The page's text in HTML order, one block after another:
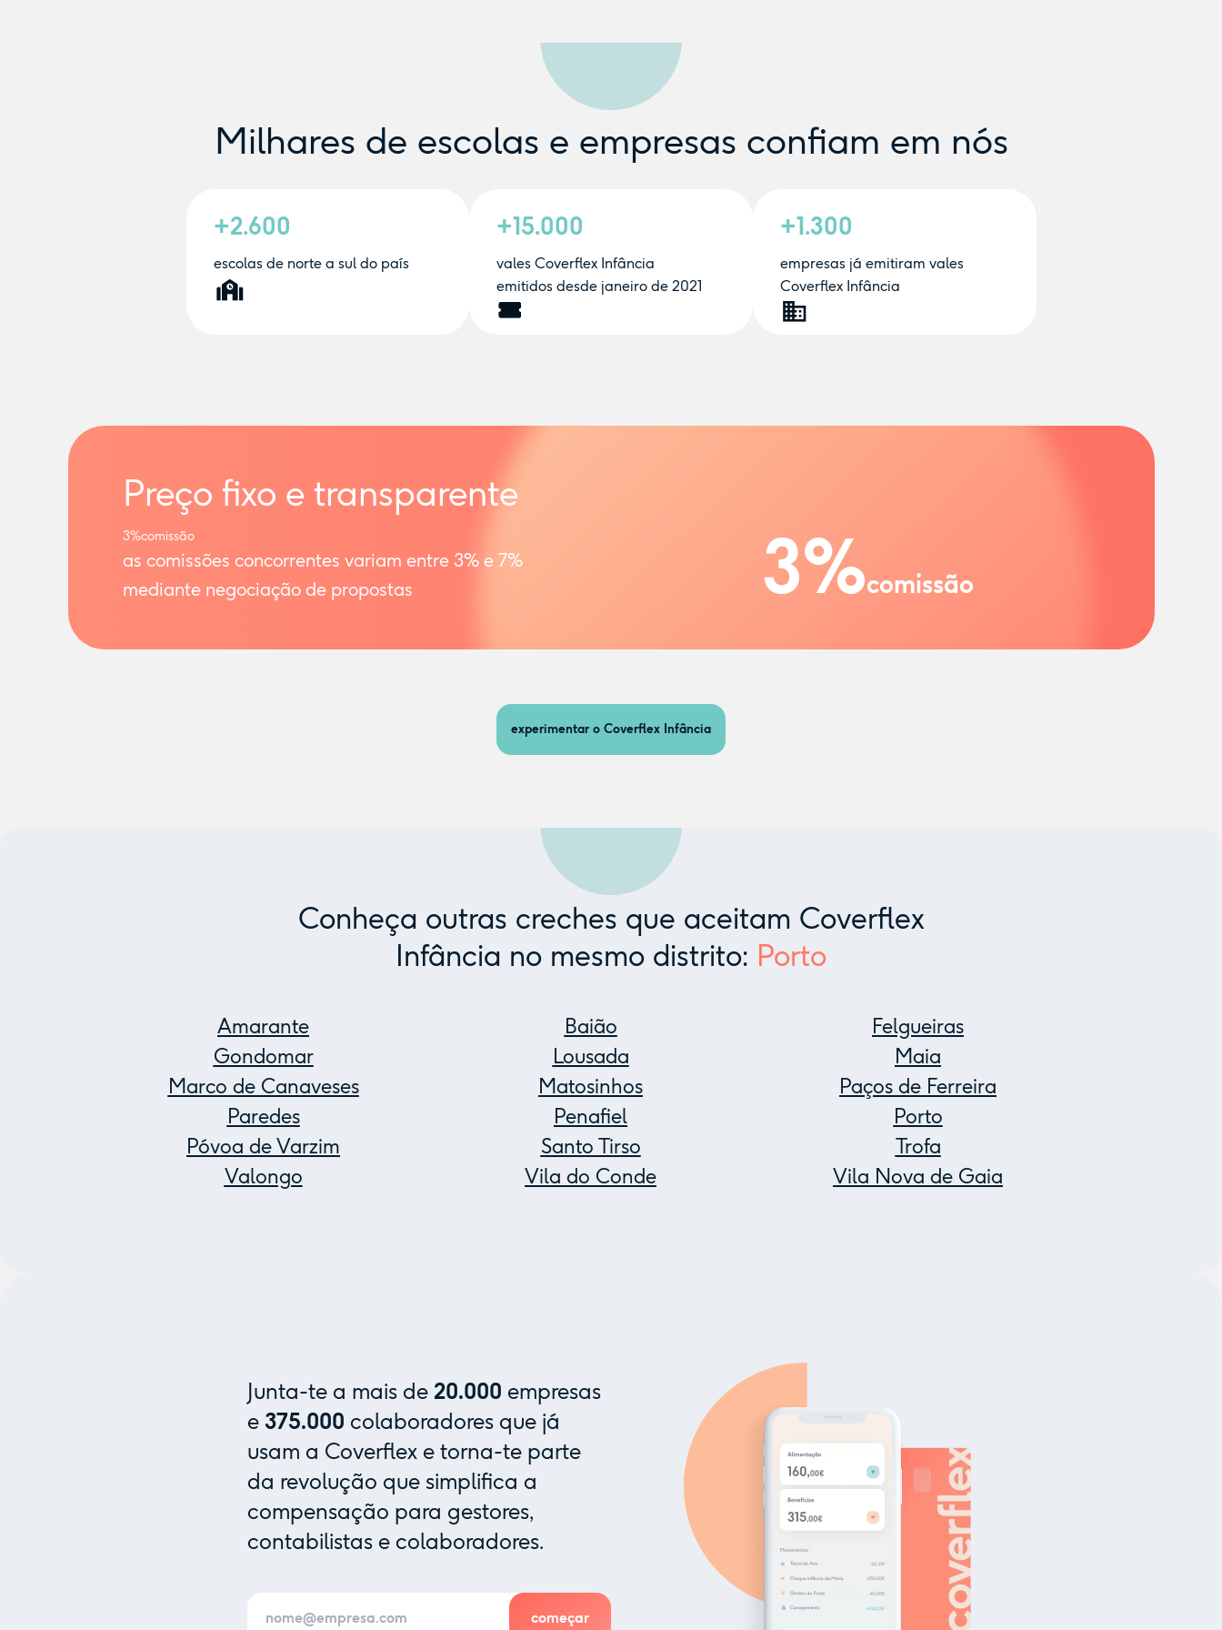
Milhares de escolas e empresas confiam em nós
+2.600
escolas de norte a sul do país
+15.000
vales Coverflex Infância
emitidos desde janeiro de 2021
+1.300
empresas já emitiram vales
Coverflex Infância
Preço fixo e transparente
3%comissão
as comissões concorrentes variam entre 3% e 7%
mediante negociação de propostas
3%comissão
experimentar o Coverflex Infância
Conheça outras creches que aceitam Coverflex
Infância no mesmo distrito: Porto
Amarante Baião
Felgueiras
Gondomar
Lousada
Maia
Marco de Canaveses
Matosinhos
Paços de Ferreira
Paredes
Penafiel
Porto
Póvoa de Varzim
Santo Tirso
Trofa
Valongo
Vila do Conde Vila Nova de Gaia
Junta-te a mais de 20.000 empresas
e 375.000 colaboradores que já
usam a Coverflex e torna-te parte
da revolução que simplifica a
compensação para gestores,
contabilistas e colaboradores.